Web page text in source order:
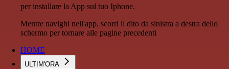
per installare la App sul tuo Iphone.
Mentre navighi nell'app, scorri il dito da sinistra a destra dello
schermo per tornare alle pagine precedenti
HOME
ULTIM'ORA